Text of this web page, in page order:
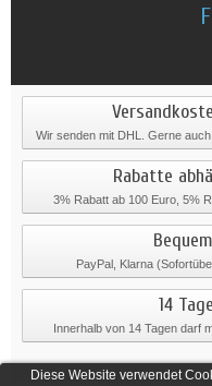
Diese Website verwendet
Wir senden mit DHL. Gerne
Rabatte
3% Rabatt ab 100 Euro, 5%
PayPal, Klarna
14
Innerhalb von 14 Tagen darf